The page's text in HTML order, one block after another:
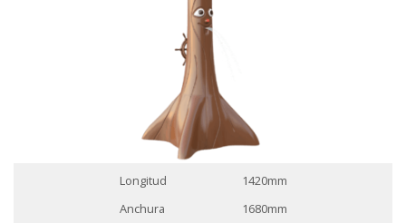
Longitud
1420mm
Anchura
1680mm